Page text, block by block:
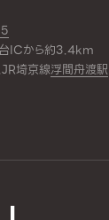
ICから約3.4km
埼京線浮間舟渡駅